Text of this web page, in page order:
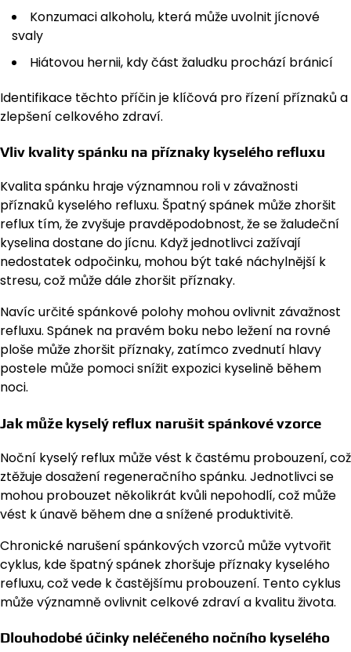
Konzumaci alkoholu, která může uvolnit jícnové
svaly
Hiátovou hernii, kdy část žaludku prochází bránicí
Identifikace těchto příčin je klíčová pro řízení příznaků a
zlepšení celkového zdraví.
Vliv kvality spánku na příznaky kyselého refluxu
Kvalita spánku hraje významnou roli v závažnosti
příznaků kyselého refluxu. Špatný spánek může zhoršit
reflux tím, že zvyšuje pravděpodobnost, že se žaludeční
kyselina dostane do jícnu. Když jednotlivci zažívají
nedostatek odpočinku, mohou být také náchylnější k
stresu, což může dále zhoršit příznaky.
Navíc určité spánkové polohy mohou ovlivnit závažnost
refluxu. Spánek na pravém boku nebo ležení na rovné
ploše může zhoršit příznaky, zatímco zvednutí hlavy
postele může pomoci snížit expozici kyselině během
noci.
Jak může kyselý reflux narušit spánkové vzorce
Noční kyselý reflux může vést k častému probouzení, což
ztěžuje dosažení regeneračního spánku. Jednotlivci se
mohou probouzet několikrát kvůli nepohodlí, což může
vést k únavě během dne a snížené produktivitě.
Chronické narušení spánkových vzorců může vytvořit
cyklus, kde špatný spánek zhoršuje příznaky kyselého
refluxu, což vede k častějšímu probouzení. Tento cyklus
může významně ovlivnit celkové zdraví a kvalitu života.
Dlouhodobé účinky neléčeného nočního kyselého